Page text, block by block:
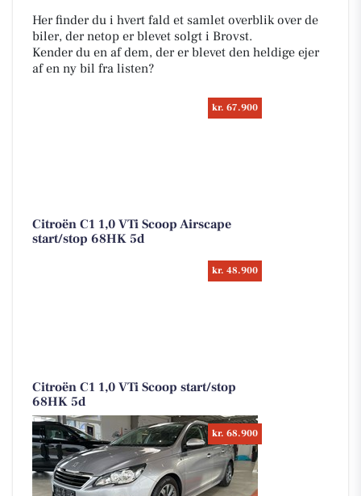
Her finder du i hvert fald et samlet overblik over de
biler, der netop er blevet solgt i Brovst.
Kender du en af dem, der er blevet den heldige ejer
af en ny bil fra listen?
kr. 67.900
Citroën C1 1,0 VTi Scoop Airscape
start/stop 68HK 5d
kr. 48.900
Citroën C1 1,0 VTi Scoop start/stop
68HK 5d
kr. 68.900